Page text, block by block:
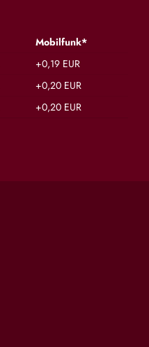
Mobilfunk*
+0,19 EUR
+0,20 EUR
+0,20 EUR